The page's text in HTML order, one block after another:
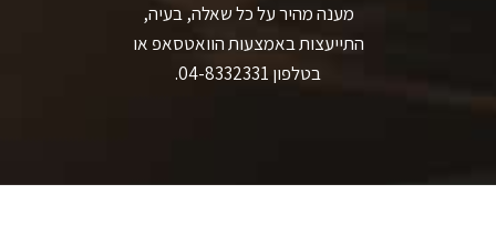
מענה מהיר על כל שאלה, בעיה,
התייעצות באמצעות הוואטסאפ או
בטלפון 04-8332331.